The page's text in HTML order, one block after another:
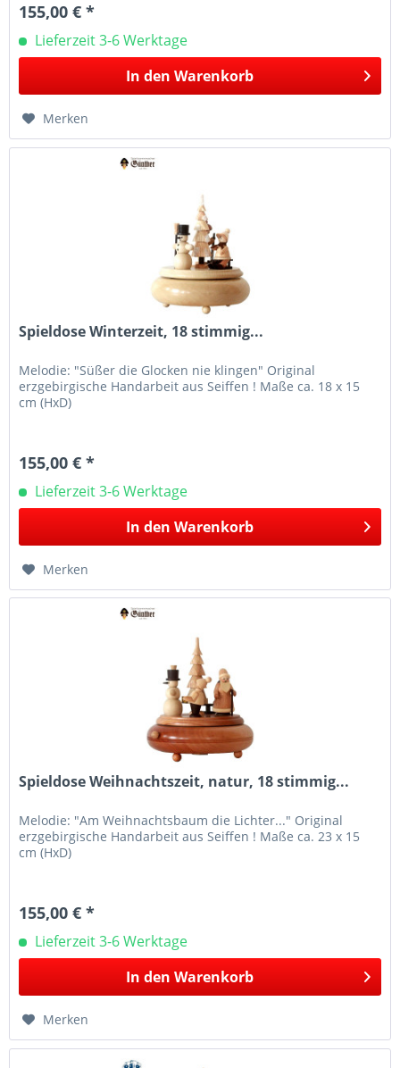
155,00 € *
Lieferzeit 3-6 Werktage
In den Warenkorb
Merken
Spieldose Winterzeit, 18 stimmig...
Melodie: "Süßer die Glocken nie klingen" Original
erzgebirgische Handarbeit aus Seiffen ! Maße ca. 18 x 15
cm (HxD)
155,00 € *
Lieferzeit 3-6 Werktage
In den Warenkorb
Merken
Spieldose Weihnachtszeit, natur, 18 stimmig...
Melodie: "Am Weihnachtsbaum die Lichter..." Original
erzgebirgische Handarbeit aus Seiffen ! Maße ca. 23 x 15
cm (HxD)
155,00 € *
Lieferzeit 3-6 Werktage
In den Warenkorb
Merken